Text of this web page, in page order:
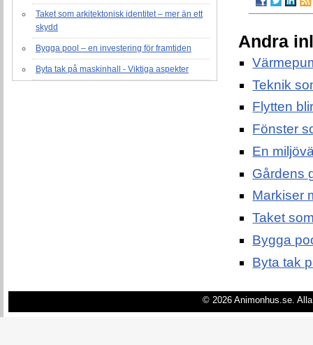
Taket som arkitektonisk identitet – mer än ett
skydd
Bygga pool – en investering för framtiden
Byta tak på maskinhall - Viktiga aspekter
Andra
Teknik
Flytten
Fönster
En
Gårdens
Markiser
Taket
Bygga
Byta tak
© 2026 Animonhus.se.